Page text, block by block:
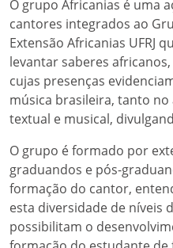
O grupo Africanias é uma
cantores integrados ao
Extensão Africanias UFRJ
levantar saberes
cujas presenças
música brasileira, tanto
textual e musical,
O grupo é formado por
graduandos e pós-
formação do cantor,
esta diversidade de níveis
possibilitam o